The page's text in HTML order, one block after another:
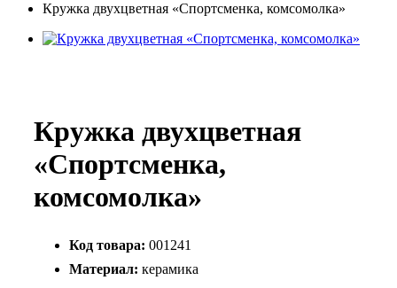
Кружка двухцветная «Спортсменка, комсомолка»
Кружка двухцветная
«Спортсменка,
комсомолка»
Код товара: 001241
Материал: керамика